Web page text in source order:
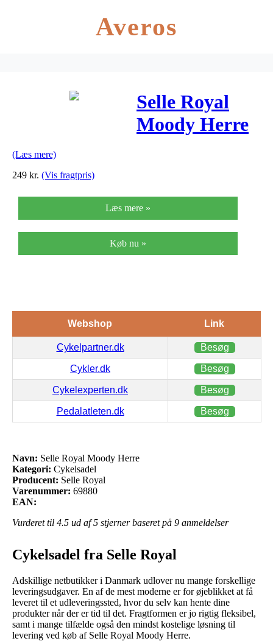
Averos
Selle Royal
Moody Herre
(Læs mere)
249 kr. (Vis fragtpris)
Læs mere »
Køb nu »
Webshop Link
Cykelpartner.dk Besøg
Cykler.dk Besøg
Cykelexperten.dk Besøg
Pedalatleten.dk Besøg
Navn: Selle Royal Moody Herre
Kategori: Cykelsadel
Producent: Selle Royal
Varenummer: 69880
EAN:
Vurderet til 4.5 ud af 5 stjerner baseret på 9 anmeldelser
Cykelsadel fra Selle Royal
Adskillige netbutikker i Danmark udlover nu mange forskellige
leveringsudgaver. En af de mest moderne er for øjeblikket at få
leveret til et udleveringssted, hvor du selv kan hente dine
produkter når der er tid til det. Fragtformen er jo rigtig fleksibel,
samt i mange tilfælde også den mindst kostelige løsning til
levering ved køb af Selle Royal Moody Herre.